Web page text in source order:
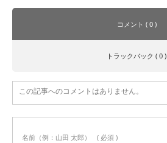
コメント ( 0 )
トラックバック ( 0 )
この記事へのコメントはありません。
名前（例：山田 太郎） ( 必須 )